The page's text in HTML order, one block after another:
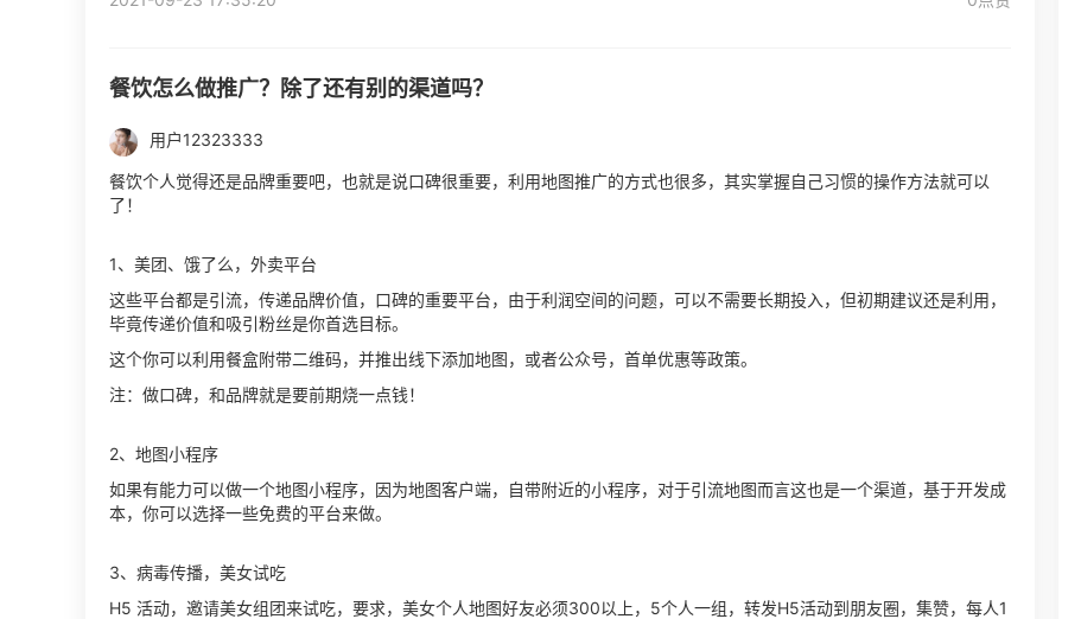
餐饮怎么做推广？除了还有别的渠道吗？
用户12323333
餐饮个人觉得还是品牌重要吧，也就是说口碑很重要，利用地图推广的方式也很多，其实掌握自己习惯的操作方法就可以
了！
1、美团、饿了么，外卖平台
这些平台都是引流，传递品牌价值，口碑的重要平台，由于利润空间的问题，可以不需要长期投入，但初期建议还是利用，
毕竟传递价值和吸引粉丝是你首选目标。
这个你可以利用餐盒附带二维码，并推出线下添加地图，或者公众号，首单优惠等政策。
注：做口碑，和品牌就是要前期烧一点钱！
2、地图小程序
如果有能力可以做一个地图小程序，因为地图客户端，自带附近的小程序，对于引流地图而言这也是一个渠道，基于开发成
本，你可以选择一些免费的平台来做。
3、病毒传播，美女试吃
H5 活动，邀请美女组团来试吃，要求，美女个人地图好友必须300以上，5个人一组，转发H5活动到朋友圈，集赞，每人1